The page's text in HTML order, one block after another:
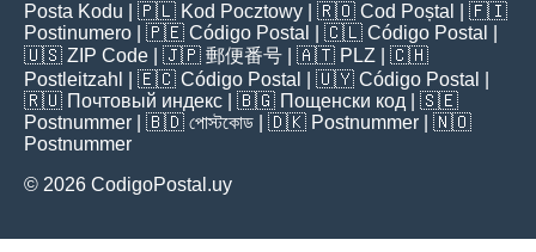
Posta Kodu | 🇵🇱 Kod Pocztowy | 🇷🇴 Cod Poștal
| 🇫🇮
Postinumero | 🇵🇪 Código Postal | 🇨🇱 Código Postal
🇺🇸 ZIP Code | 🇯🇵 郵便番号 | 🇦🇹 PLZ | 🇨🇭
Postleitzahl
| 🇪🇨 Código Postal | 🇺🇾 Código Postal
🇷🇺 Почтовый индекс | 🇧🇬 Пощенски код | 🇸🇪
Postnummer | 🇧🇩 পোস্টকোড | 🇩🇰 Postnummer | 🇳🇴
Postnummer
© 2026 CodigoPostal.uy